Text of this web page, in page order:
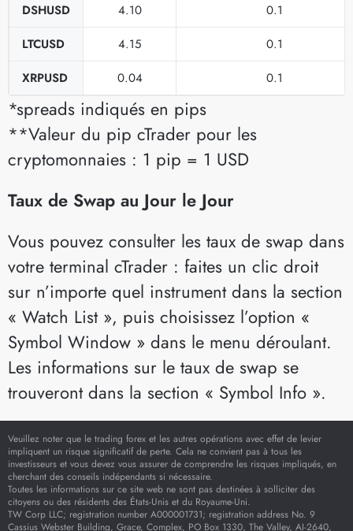
DSHUSD
4.10
0.1
LTCUSD
4.15
0.1
XRPUSD
0.04 0.1
*spreads indiqués en pips
**Valeur du pip cTrader pour les
cryptomonnaies : 1 pip = 1 USD
Taux de Swap au Jour le Jour
Vous pouvez consulter les taux de swap dans
votre terminal cTrader : faites un clic droit
sur n’importe quel instrument dans la section
« Watch List », puis choisissez l’option «
Symbol Window » dans le menu déroulant.
Les informations sur le taux de swap se
trouveront dans la section « Symbol Info ».
Veuillez noter que le trading forex et les autres opérations avec effet de levier
impliquent un risque significatif de perte. Cela ne convient pas à tous les
investisseurs et vous devez vous assurer de comprendre les risques impliqués, en
cherchant des conseils indépendants si nécessaire.
Toutes les informations sur ce site web ne sont pas destinées à solliciter des
citoyens ou des résidents des États-Unis et du Royaume-Uni.
TW Corp LLC; registration number A000001731; registration address No. 9
Cassius Webster Building, Grace, Complex, PO Box 1330, The Valley, AI-2640,